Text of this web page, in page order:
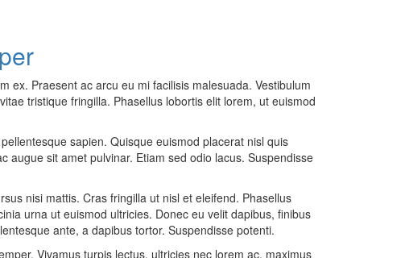
ex. Praesent ac arcu eu mi facilisis malesuada. Vestibulum
tristique fringilla. Phasellus lobortis elit lorem, ut euismod
sapien. Quisque euismod placerat nisl quis
sit amet pulvinar. Etiam sed odio lacus. Suspendisse
nisi mattis. Cras fringilla ut nisl et eleifend. Phasellus
urna ut euismod ultricies. Donec eu velit dapibus, finibus
ante, a dapibus tortor. Suspendisse potenti.
Vivamus turpis lectus, ultricies nec lorem ac, maximus